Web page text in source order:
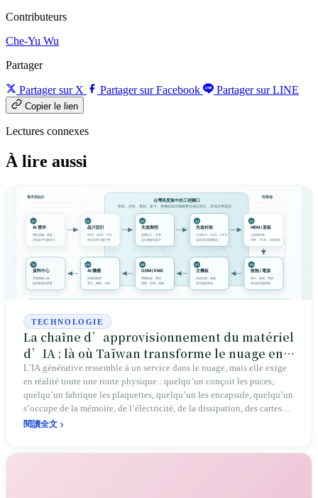
Contributeurs
Che-Yu Wu
Partager
Partager sur X Partager sur Facebook Partager sur LINE
Copier le lien
Lectures connexes
À lire aussi
TECHNOLOGIE
La chaîne d’approvisionnement du matériel
d’IA : là où Taïwan transforme le nuage en
machines
L’IA générative ressemble à un service dans le nuage, mais elle exige
en réalité toute une route physique : quelqu’un conçoit les puces,
quelqu’un fabrique les plaquettes, quelqu’un les encapsule, quelqu’un
s’occupe de la mémoire, de l’électricité, de la dissipation, des cartes
mères et des racks. L’importance de Taïwan ne tient pas seulement à
閱讀全文